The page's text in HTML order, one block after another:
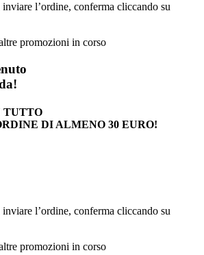
l’ordine, conferma cliccando su
promozioni in corso
TUTTO
DI ALMENO 30 EURO!
l’ordine, conferma cliccando su
promozioni in corso